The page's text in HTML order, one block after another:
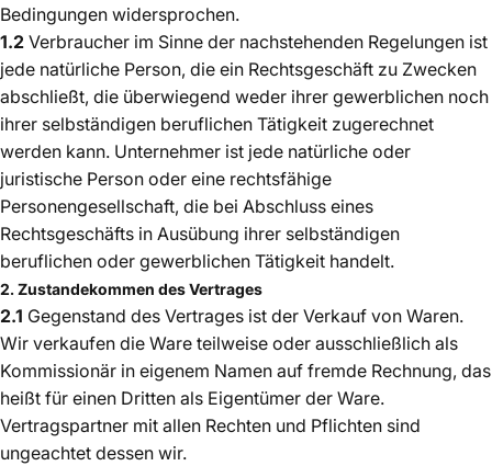
Bedingungen widersprochen.
1.2 Verbraucher im Sinne der nachstehenden Regelungen ist
jede natürliche Person, die ein Rechtsgeschäft zu Zwecken
abschließt, die überwiegend weder ihrer gewerblichen noch
ihrer selbständigen beruflichen Tätigkeit zugerechnet
werden kann. Unternehmer ist jede natürliche oder
juristische Person oder eine rechtsfähige
Personengesellschaft, die bei Abschluss eines
Rechtsgeschäfts in Ausübung ihrer selbständigen
beruflichen oder gewerblichen Tätigkeit handelt.
2. Zustandekommen des Vertrages
2.1 Gegenstand des Vertrages ist der Verkauf von Waren.
Wir verkaufen die Ware teilweise oder ausschließlich als
Kommissionär in eigenem Namen auf fremde Rechnung, das
heißt für einen Dritten als Eigentümer der Ware.
Vertragspartner mit allen Rechten und Pflichten sind
ungeachtet dessen wir.